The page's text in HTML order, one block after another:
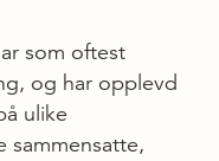
som oftest
og har opplevd
ulike
sammensatte,